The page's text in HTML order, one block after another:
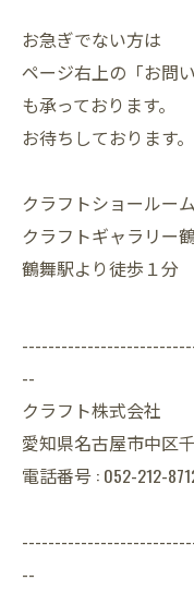
お急ぎでない方は
ページ右上の「お問
も承っております。
お待ちしております。
クラフトショールーム
クラフトギャラリー
鶴舞駅より徒歩１分
--
クラフト株式会社
愛知県名古屋市中区
電話番号 : 052-212-
--